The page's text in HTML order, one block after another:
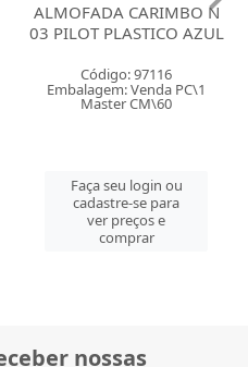
ALMOFADA CARIMBO N
03 PILOT PLASTICO AZUL
Código: 97116
Embalagem: Venda PC\1
Master CM\60
Faça seu login ou
cadastre-se para
ver preços e
comprar
nossas